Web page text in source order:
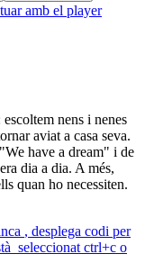
amb el player
nens i nenes
aviat a casa seva.
have a dream" i de
dia a dia. A més,
quan ho necessiten.
, desplega codi per
seleccionat ctrl+c o